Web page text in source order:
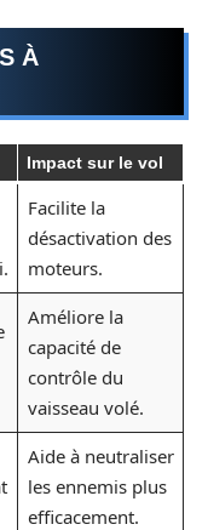
À
Impact sur le vol
Facilite la
désactivation des
moteurs.
Améliore la
capacité de
contrôle du
vaisseau volé.
Aide à neutraliser
les ennemis plus
efficacement.